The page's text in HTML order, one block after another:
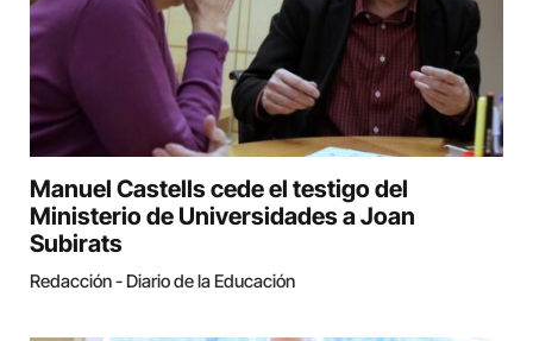
Manuel Castells cede el testigo del
Ministerio de Universidades a Joan
Subirats
Redacción - Diario de la Educación